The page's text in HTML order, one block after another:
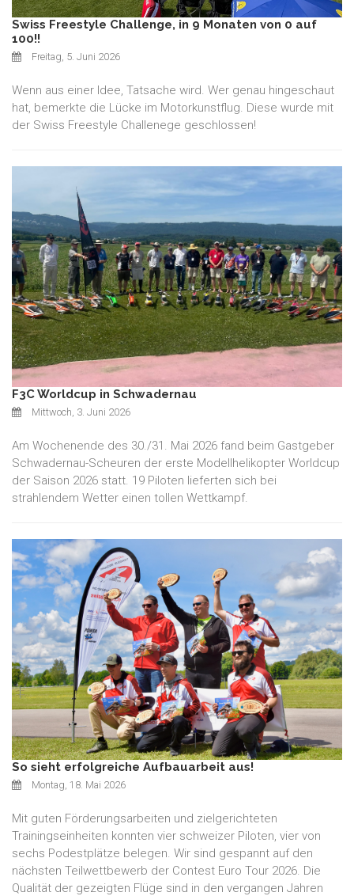
Swiss Freestyle Challenge, in 9 Monaten von 0 auf
100!!
Freitag, 5. Juni 2026
Wenn aus einer Idee, Tatsache wird. Wer genau hingeschaut
hat, bemerkte die Lücke im Motorkunstflug. Diese wurde mit
der Swiss Freestyle Challenege geschlossen!
F3C Worldcup in Schwadernau
Mittwoch, 3. Juni 2026
Am Wochenende des 30./31. Mai 2026 fand beim Gastgeber
Schwadernau-Scheuren der erste Modellhelikopter Worldcup
der Saison 2026 statt. 19 Piloten lieferten sich bei
strahlendem Wetter einen tollen Wettkampf.
So sieht erfolgreiche Aufbauarbeit aus!
Montag, 18. Mai 2026
Mit guten Förderungsarbeiten und zielgerichteten
Trainingseinheiten konnten vier schweizer Piloten, vier von
sechs Podestplätze belegen. Wir sind gespannt auf den
nächsten Teilwettbewerb der Contest Euro Tour 2026. Die
Qualität der gezeigten Flüge sind in den vergangen Jahren